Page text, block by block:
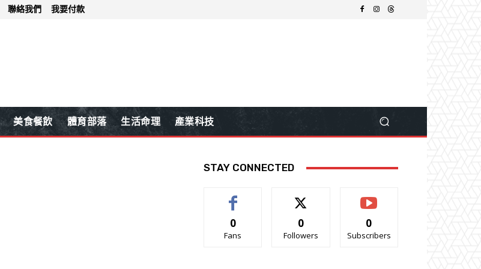
聯絡我們 我要付款
美食餐飲 體育部落 生活命理 產業科技
STAY CONNECTED
0
Fans
0
Followers
0
Subscribers